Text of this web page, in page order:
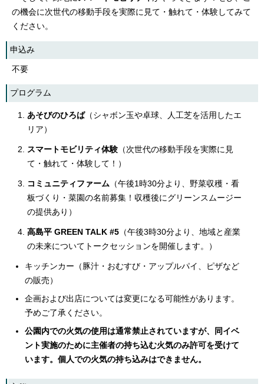
の機会に次世代の移動手段を実際に見て・触れて・体験してみて
ください。
申込み
不要
プログラム
あそびのひろば（シャボン玉や卓球、人工芝を活用したエ
リア）
スマートモビリティ体験 （次世代の移動手段を実際に見
て・触れて・体験して！）
コミュニティファーム （午後1時30分より、野菜収穫・看
板づくり・菜園の名前募集！収穫後にグリーンスムージー
の提供あり）
高島平 GREEN TALK #5 （午後3時30分より、地域と産業
の未来についてトークセッションを開催します。）
キッチンカー（豚汁・おむすび・アップルパイ、ピザなど
の販売）
企画および出店については変更になる可能性があります。
予めご了承ください。
公園内での火気の使用は通常禁止されていますが、同イベ
ント実施のために主催者の持ち込む火気のみ許可を受けて
います。個人での火気の持ち込みはできません。